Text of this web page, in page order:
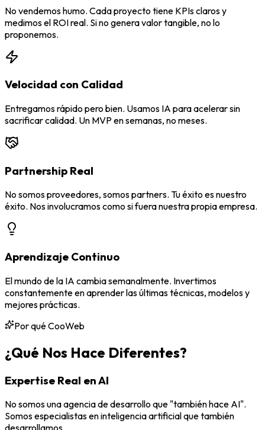
No vendemos humo. Cada proyecto tiene KPIs claros y
medimos el ROI real. Si no genera valor tangible, no lo
proponemos.
Velocidad con Calidad
Entregamos rápido pero bien. Usamos IA para acelerar sin
sacrificar calidad. Un MVP en semanas, no meses.
Partnership Real
No somos proveedores, somos partners. Tu éxito es nuestro
éxito. Nos involucramos como si fuera nuestra propia empresa.
Aprendizaje Continuo
El mundo de la IA cambia semanalmente. Invertimos
constantemente en aprender las últimas técnicas, modelos y
mejores prácticas.
Por qué CooWeb
¿Qué Nos Hace Diferentes?
Expertise Real en AI
No somos una agencia de desarrollo que "también hace AI".
Somos especialistas en inteligencia artificial que también